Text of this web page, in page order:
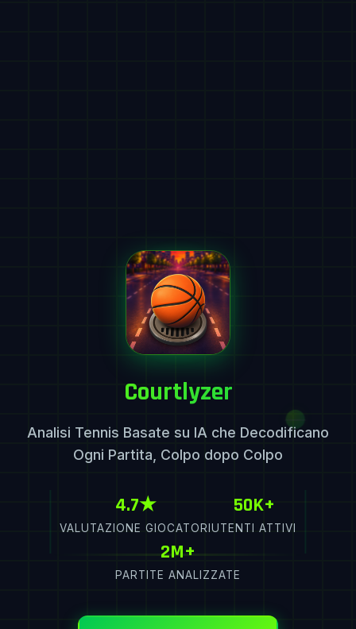
Courtlyzer
Analisi Tennis Basate su IA che Decodificano
Ogni Partita, Colpo dopo Colpo
4.7★
VALUTAZIONE GIOCATORI
50K+
UTENTI ATTIVI
2M+
PARTITE ANALIZZATE